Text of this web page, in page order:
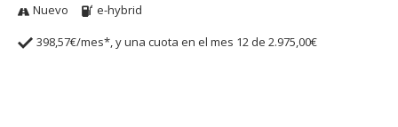
Nuevo
e-hybrid
398,57€/mes*, y una cuota en el mes 12 de 2.975,00€